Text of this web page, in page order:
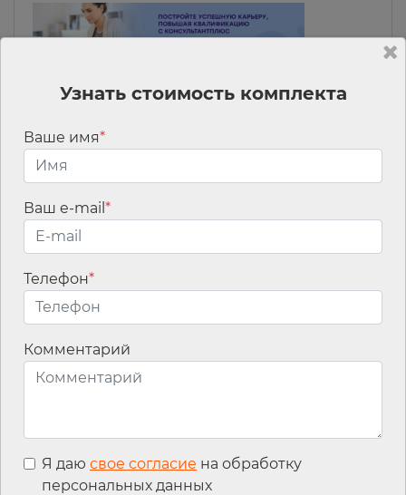
Навигация по записям
1n
Контакты
Вакансии
Узнать стоимость комплекта
Ваше имя*
Ваш e-mail *
Телефон*
Комментарий
Я даю свое согласие на обработку
персональных данных
Мы используем
файлы cookies для
улучшения
работы сайта, а
интернет-
статистики
событий на сайте.
Продолжая
пользоваться